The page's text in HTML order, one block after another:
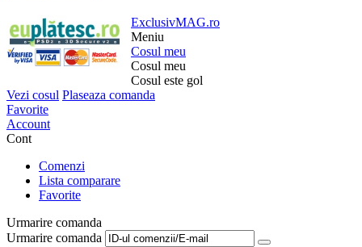
ExclusivMAG.ro
Meniu
Cosul meu
Cosul meu
Cosul este gol
Vezi cosul Plaseaza comanda
Favorite
Account
Cont
Comenzi
Lista comparare
Favorite
Urmarire comanda
Urmarire comanda